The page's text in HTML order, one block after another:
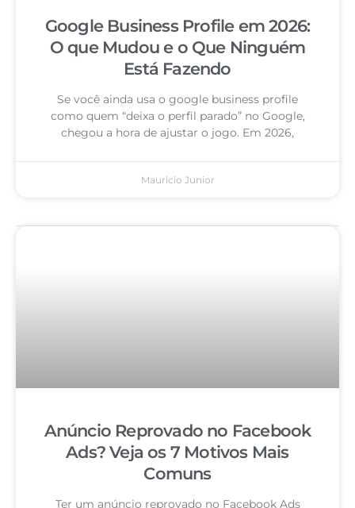
Google Business Profile em 2026:
O que Mudou e o Que Ninguém
Está Fazendo
Se você ainda usa o google business profile
como quem “deixa o perfil parado” no Google,
chegou a hora de ajustar o jogo. Em 2026,
Mauricio Junior
Anúncio Reprovado no Facebook
Ads? Veja os 7 Motivos Mais
Comuns
Ter um anúncio reprovado no Facebook Ads